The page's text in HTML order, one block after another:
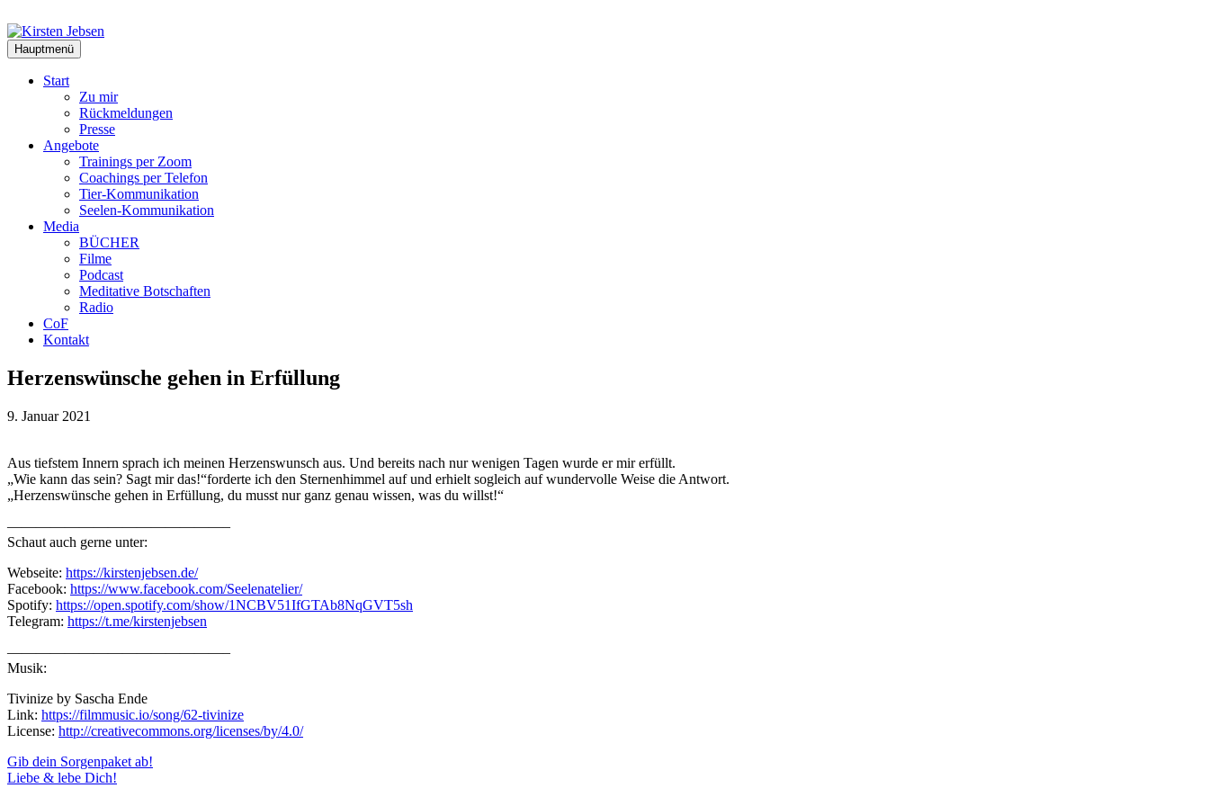
Inhalt
springen
Hauptmenü
Start
Zu mir
Rückmeldungen
Presse
Angebote
Trainings per Zoom
Coachings per Telefon
Tier-Kommunikation
Seelen-Kommunikation
Media
BÜCHER
Filme
Podcast
Meditative Botschaften
Radio
CoF
Kontakt
Herzenswünsche gehen in Erfüllung
9. Januar 2021
Aus tiefstem Innern sprach ich meinen Herzenswunsch aus. Und bereits nach nur wenigen Tagen wurde er mir erfüllt.
„Wie kann das sein? Sagt mir das!“forderte ich den Sternenhimmel auf und erhielt sogleich auf wundervolle Weise die Antwort.
„Herzenswünsche gehen in Erfüllung, du musst nur ganz genau wissen, was du willst!“
———————————————–
Schaut auch gerne unter:
Webseite: https://kirstenjebsen.de/
Facebook: https://www.facebook.com/Seelenatelier/
Spotify: https://open.spotify.com/show/1NCBV51IfGTAb8NqGVT5sh
Telegram: https://t.me/kirstenjebsen
———————————————–
Musik:
Tivinize by Sascha Ende
Link: https://filmmusic.io/song/62-tivinize
License: http://creativecommons.org/licenses/by/4.0/
Beitragsnavigation
Gib dein Sorgenpaket ab!
Liebe & lebe Dich!